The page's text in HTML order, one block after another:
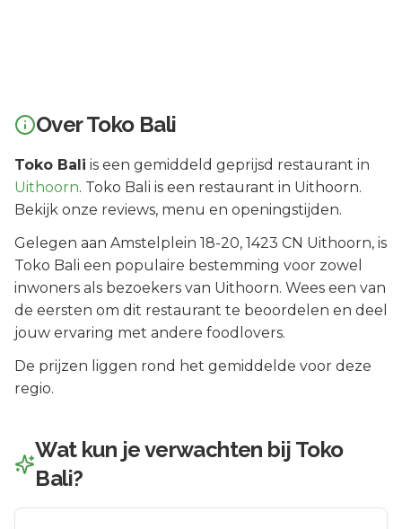
OverToko Bali
Toko Bali is een gemiddeld geprijsd restaurant in
Uithoorn. Toko Bali is een restaurant in Uithoorn.
Bekijk onze reviews, menu en openingstijden.
Gelegen aan Amstelplein 18-20, 1423 CN Uithoorn, is
Toko Bali een populaire bestemming voor zowel
inwoners als bezoekers van Uithoorn. Wees een van
de eersten om dit restaurant te beoordelen en deel
jouw ervaring met andere foodlovers.
De prijzen liggen rond het gemiddelde voor deze
regio.
Wat kun je verwachten bij Toko
Bali?